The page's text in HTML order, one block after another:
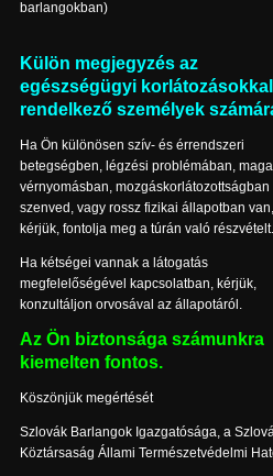
barlangokban)
Külön megjegyzés az
egészségügyi korlátozásokkal
rendelkező személyek
Ha Ön különösen szív- és érrendszeri
betegségben, légzési problémában,
vérnyomásban, mozgáskorlátozottságban
szenved, vagy rossz fizikai állapotban van,
kérjük, fontolja meg a túrán való részvételt.
Ha kétségei vannak a látogatás
megfelelőségével kapcsolatban, kérjük,
konzultáljon orvosával az állapotáról.
Az Ön biztonsága számunkra
kiemelten fontos.
Köszönjük megértését
Szlovák Barlangok Igazgatósága, a
Köztársaság Állami Természetvédelmi